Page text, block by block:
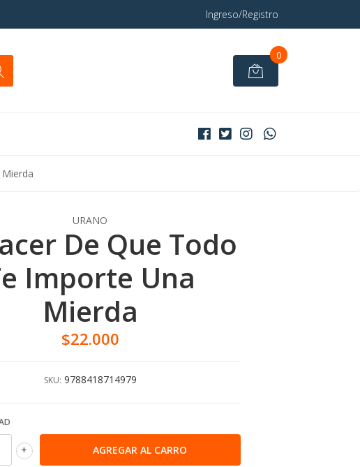
Ingreso/Registro
0
URANO
De Que Todo
Importe Una
Mierda
$22.000
SKU: 9788418714979
+